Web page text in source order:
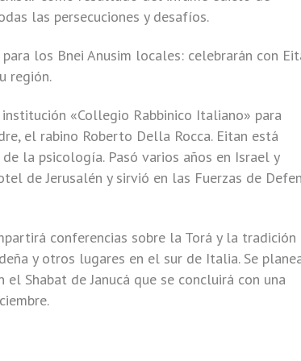
las persecuciones y desafíos.
los Bnei Anusim locales: celebrarán con
región.
«Collegio Rabbinico Italiano» para
el rabino Roberto Della Rocca. Eitan está
la psicología. Pasó varios años en Israel y
de Jerusalén y sirvió en las Fuerzas de
conferencias sobre la Torá y la tradición
y otros lugares en el sur de Italia. Se
Shabat de Janucá que se concluirá con una